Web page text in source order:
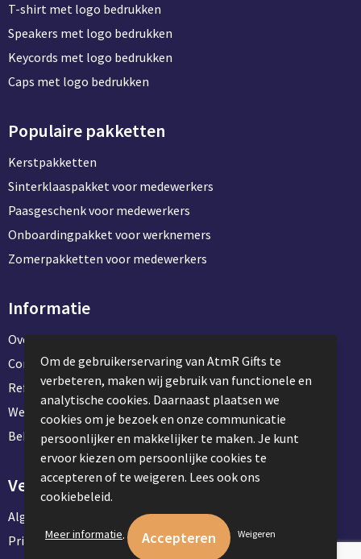
T-shirt met logo bedrukken
Speakers met logo bedrukken
Keycords met logo bedrukken
Caps met logo bedrukken
Populaire pakketten
Kerstpakketten
Sinterklaaspakket voor medewerkers
Paasgeschenk voor medewerkers
Onboardingpakket voor werknemers
Zomerpakketten voor medewerkers
Informatie
Over ons
Contact en klantenservice
Referentie projecten
Werken & stage bij AtmR Gifts
Bekijk kantoorbenodigdheden
Veilig winkelen
Algemene voorwaarden
Privacyverklaring
Om de gebruikerservaring van AtmR Gifts te
verbeteren, maken wij gebruik van functionele en
analytische cookies. Daarnaast plaatsen we
cookies om je bezoek en onze communicatie
persoonlijker en makkelijker te maken. Je kunt
ervoor kiezen om persoonlijke cookies te
accepteren of te weigeren. Lees ook ons
cookiebeleid.
Meer informatie. Weigeren